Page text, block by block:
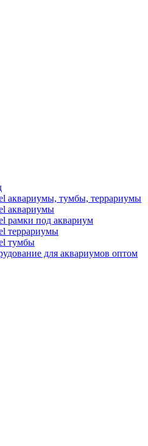
аквариумы, тумбы, террариумы
аквариумы
рамки под аквариум
террариумы
тумбы
для аквариумов оптом